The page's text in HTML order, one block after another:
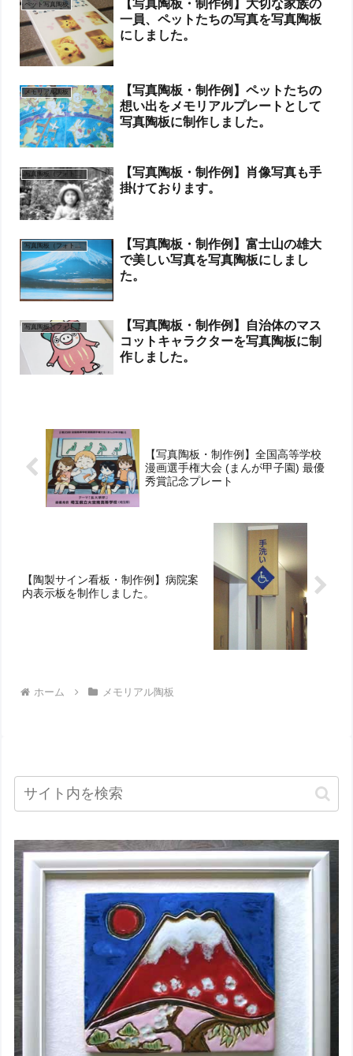
ペット写真陶板
【写真陶板・制作例】大切な家族の
一員、ペットたちの写真を写真陶板
にしました。
メモリアル陶板
【写真陶板・制作例】ペットたちの
想い出をメモリアルプレートとして
写真陶板に制作しました。
【写真陶板・制作例】肖像写真も手
掛けております。
写真陶板（フォトセラミックス）
【写真陶板・制作例】富士山の雄大
で美しい写真を写真陶板にしまし
た。
写真陶板（フォトセラミックス）
【写真陶板・制作例】自治体のマス
コットキャラクターを写真陶板に制
作しました。
【写真陶板・制作例】全国高等学校
漫画選手権大会 (まんが甲子園) 最優
秀賞記念プレート
【陶製サイン看板・制作例】病院案
内表示板を制作しました。
ホーム メモリアル陶板